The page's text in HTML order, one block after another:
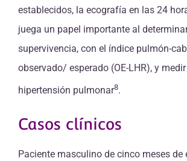
establecidos, la ecografía en las 24
juega un papel importante al
supervivencia, con el índice pulmón-
observado/ esperado (OE-LHR), y
hipertensión pulmonar8.
Casos clínicos
Paciente masculino de cinco meses de